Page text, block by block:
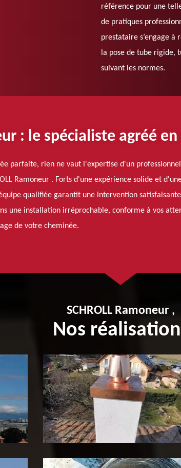
référence pour une
de pratiques
prestataire s’engage à
la pose de tube rigide,
suivant les normes.
: le spécialiste agréé
parfaite, rien ne vaut l'expertise d'un
Ramoneur . Forts d'une expérience solide et
qualifiée garantit une intervention
une installation irréprochable, conforme à vos
de votre cheminée.
SCHROLL Ramoneur ,
Nos
Pose de tubage de
65